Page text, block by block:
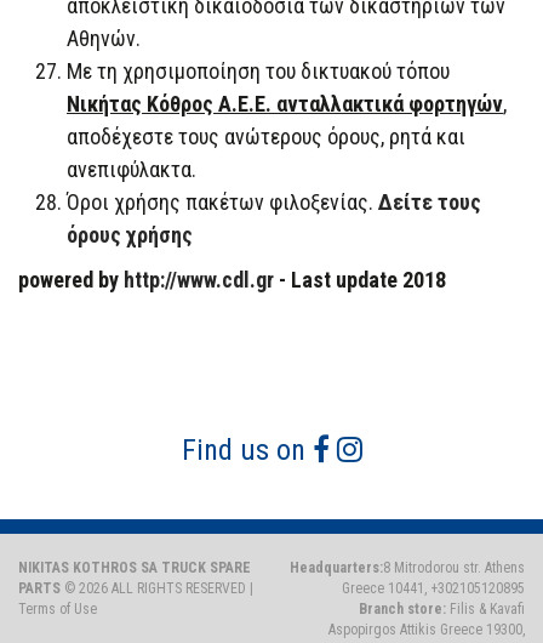
αποκλειστική δικαιοδοσία των δικαστηρίων των
Αθηνών.
Με τη χρησιμοποίηση του δικτυακού τόπου
Νικήτας Κόθρος Α.Ε.Ε. ανταλλακτικά φορτηγών,
αποδέχεστε τους ανώτερους όρους, ρητά και
ανεπιφύλακτα.
Όροι χρήσης πακέτων φιλοξενίας. Δείτε τους
όρους χρήσης
powered by http://www.cdl.gr - Last update 2018
Find us on
NIKITAS KOTHROS SA TRUCK SPARE
PARTS © 2026 ALL RIGHTS RESERVED |
Terms of Use
Headquarters:8 Mitrodorou str. Athens
Greece 10441, +302105120895
Branch store: Filis & Kavafi
Aspopirgos Attikis Greece 19300,